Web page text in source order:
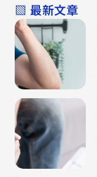
▧ 最新文章